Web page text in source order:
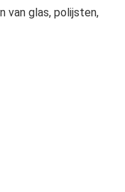
van glas, polijsten,